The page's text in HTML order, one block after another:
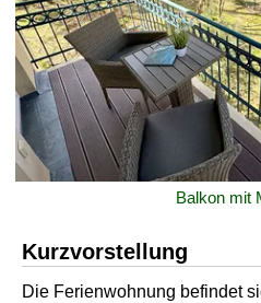
Balkon mit
Kurzvorstellung
Die Ferienwohnung befindet